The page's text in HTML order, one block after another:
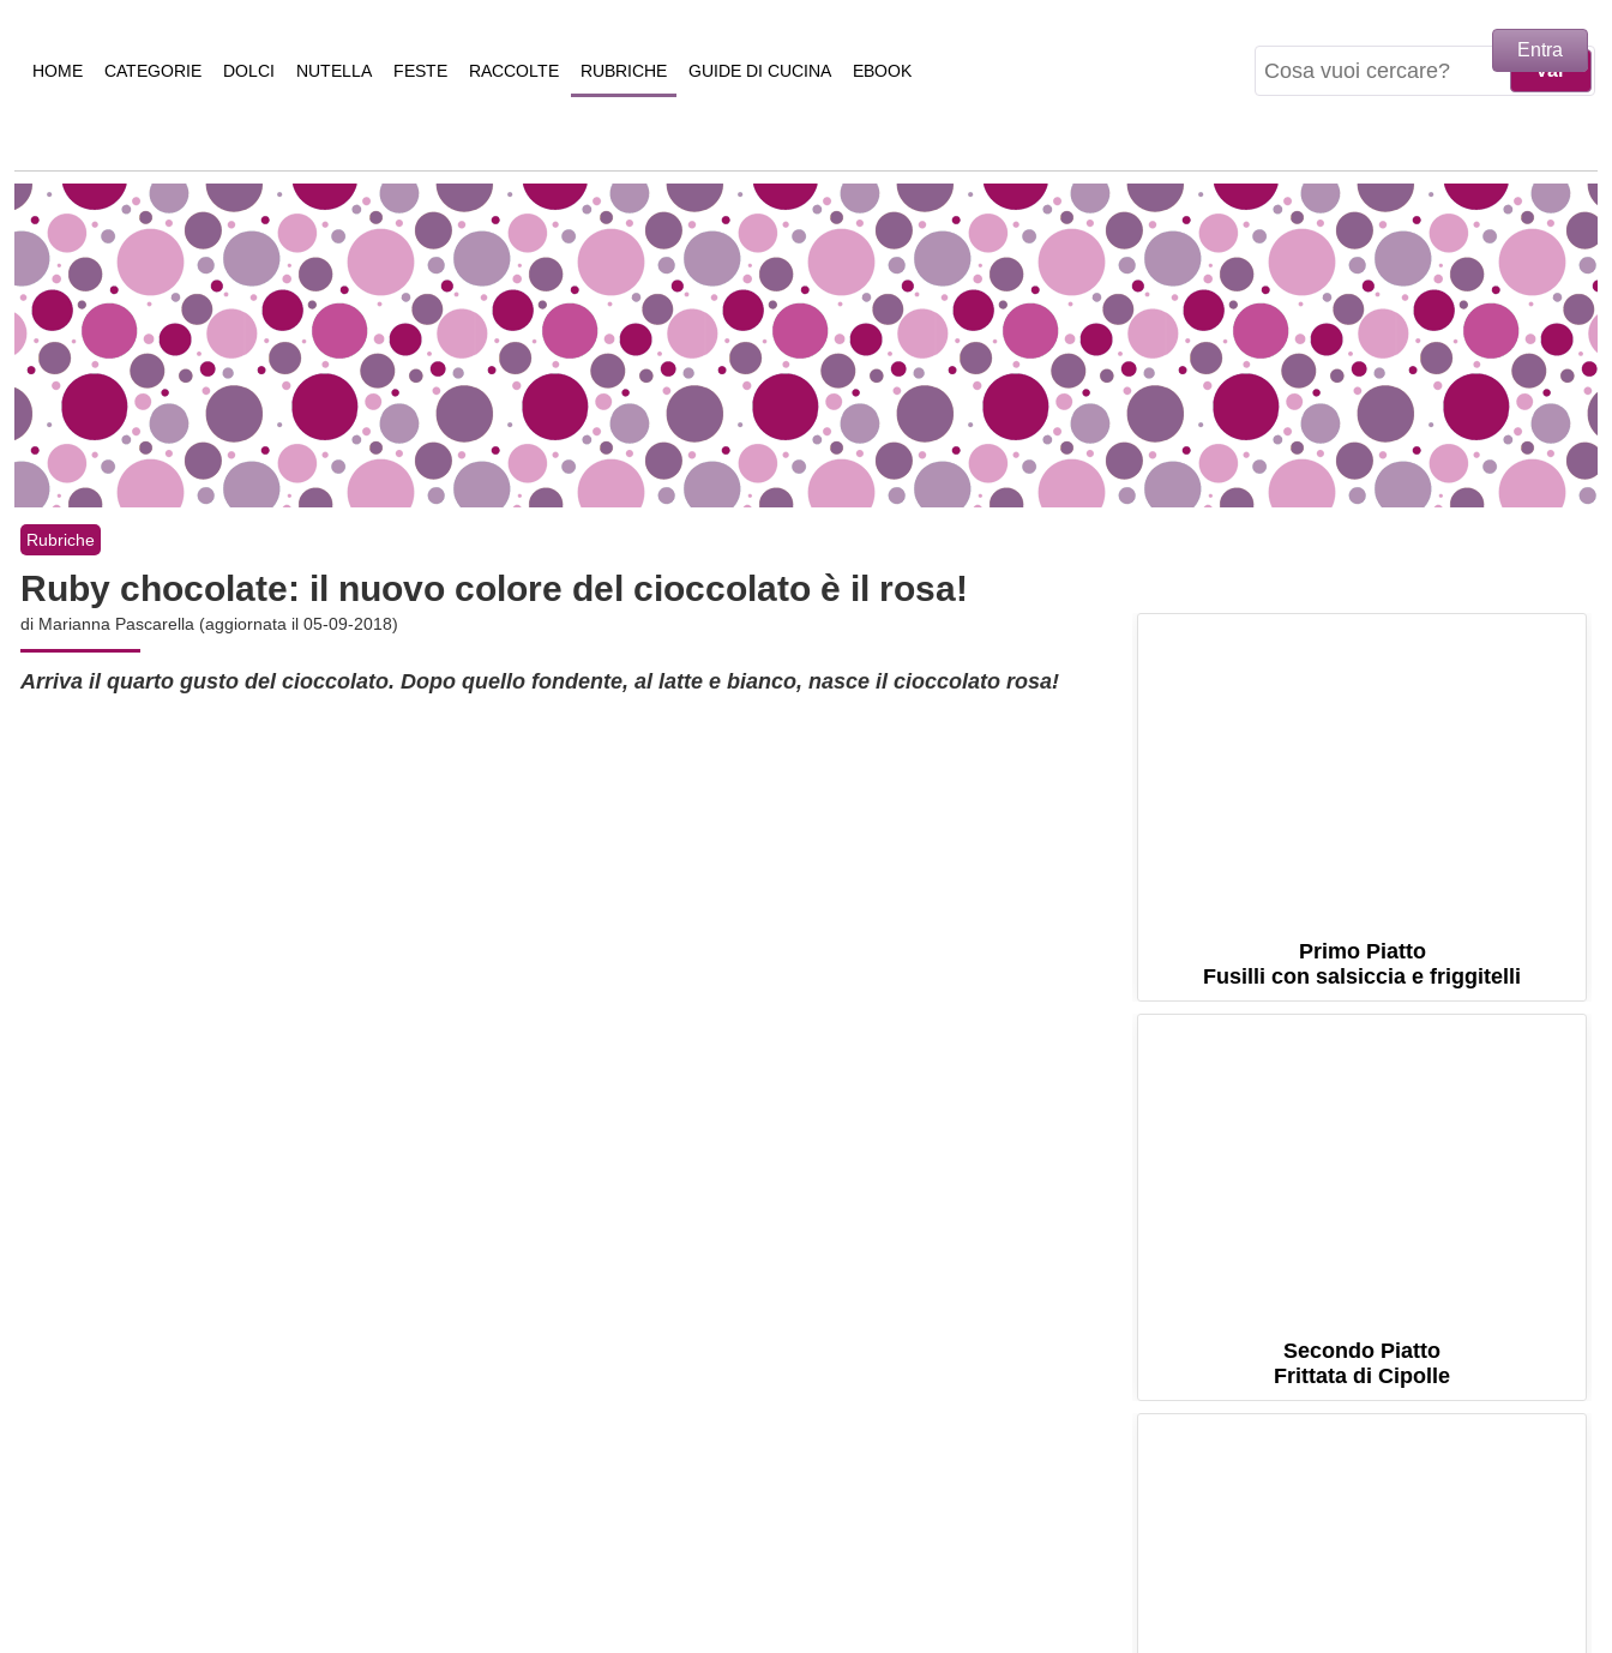
HOME CATEGORIE DOLCI NUTELLA FESTE RACCOLTE RUBRICHE GUIDE DI CUCINA EBOOK
Rubriche
Ruby chocolate: il nuovo colore del cioccolato è il rosa!
di Marianna Pascarella (aggiornata il 05-09-2018)
Arriva il quarto gusto del cioccolato. Dopo quello fondente, al latte e bianco, nasce il cioccolato rosa!
Primo Piatto
Fusilli con salsiccia e friggitelli
Secondo Piatto
Frittata di Cipolle
Entra